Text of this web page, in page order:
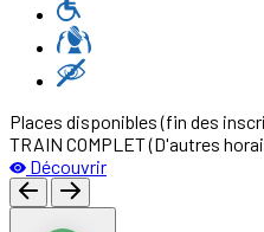
Places disponibles(fin des
TRAIN COMPLET (D'autres
Découvrir